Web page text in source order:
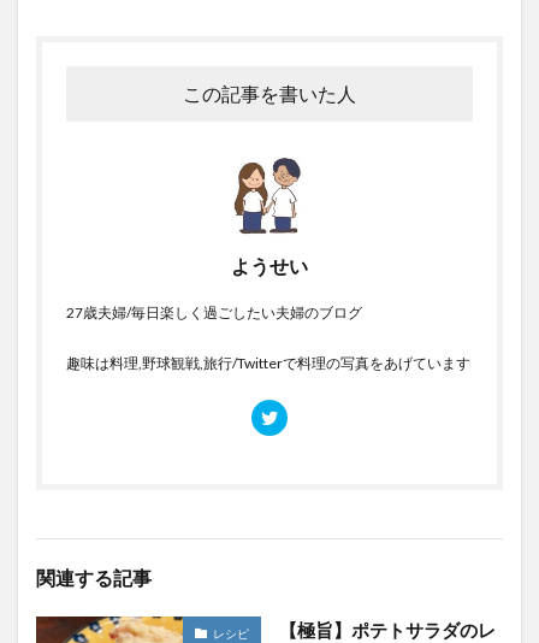
この記事を書いた人
ようせい
27歳夫婦/毎日楽しく過ごしたい夫婦のブログ
趣味は料理,野球観戦,旅行/Twitterで料理の写真をあげています
関連する記事
レシピ
【極旨】ポテトサラダのレ